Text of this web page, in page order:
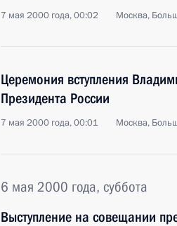
7 мая 2000 года, 00:02 Москва,
Церемония вступления
Президента России
7 мая 2000 года, 00:01 Москва,
6 мая 2000 года, суббота
Выступление на совещании